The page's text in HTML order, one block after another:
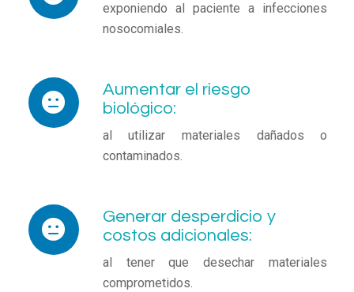
exponiendo al paciente a infecciones
nosocomiales.
Aumentar el riesgo
biológico:
al utilizar materiales dañados o
contaminados.
Generar desperdicio y
costos adicionales:
al tener que desechar materiales
comprometidos.